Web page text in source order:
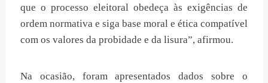
que o processo eleitoral obedeça às exigências de
ordem normativa e siga base moral e ética compatível
com os valores da probidade e da lisura”, afirmou.
Na ocasião, foram apresentados dados sobre o